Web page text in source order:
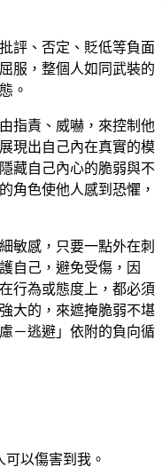
評、否定、貶低等負面
服，整個人如同武裝的
。
指責、威嚇，來控制他
現出自己內在真實的模
藏自己內心的脆弱與不
角色使他人感到恐懼，
敏感，只要一點外在刺
自己，避免受傷，因
行為或態度上，都必須
大的，來遮掩脆弱不堪
－逃避」依附的負向循
以傷害到我。